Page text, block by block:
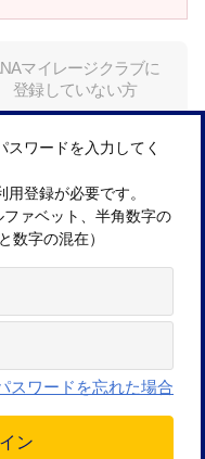
マイレージクラブに
登録していない方
ワードを入力してく
登録が必要です。
ァベット、半角数字の
数字の混在）
スワードを忘れた場合